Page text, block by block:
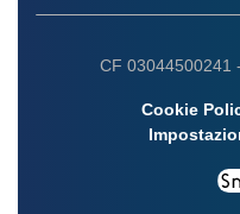
CF 03044500241 -
Cookie